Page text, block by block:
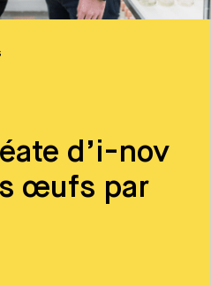
d’i-nov
œufs par